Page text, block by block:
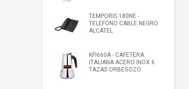
TEMPORIS 180NE -
TELEFONO CABLE NEGRO
ALCATEL
KFI660A - CAFETERA
ITALIANA ACERO INOX 6
TAZAS ORBEGOZO